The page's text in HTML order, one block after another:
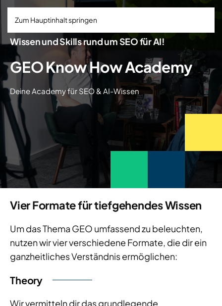
Zum Hauptinhalt springen
Wissen und Skills rund um SEO für AI!
GEO Know How Academy
Deine Academy für SEO & AI-Wissen
Vier Formate für tiefgehendes Wissen
Um das Thema GEO umfassend zu beleuchten,
nutzen wir vier verschiedene Formate, die dir ein
ganzheitliches Verständnis ermöglichen:
Theory
Wir vermitteln dir das grundlegende